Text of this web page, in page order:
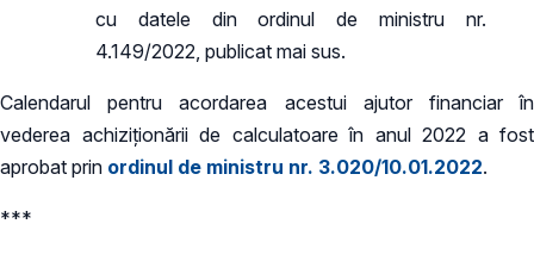
cu datele din ordinul de ministru nr.
4.149/2022, publicat mai sus.
Calendarul pentru acordarea acestui ajutor financiar în
vederea achiziționării de calculatoare în anul 2022 a fost
aprobat prin ordinul de ministru nr. 3.020/10.01.2022.
***